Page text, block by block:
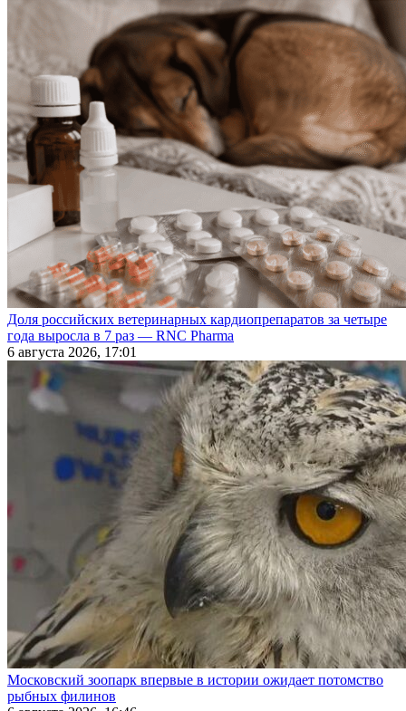
Доля российских ветеринарных кардиопрепаратов за четыре
года выросла в 7 раз — RNC Pharma
6 августа 2026, 17:01
Московский зоопарк впервые в истории ожидает потомство
рыбных филинов